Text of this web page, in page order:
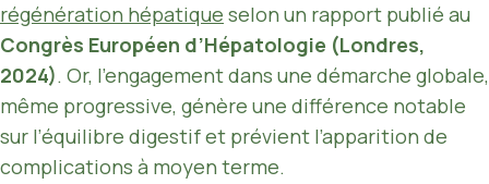
régénération hépatique selon un rapport publié au
Congrès Européen d’Hépatologie (Londres,
2024). Or, l’engagement dans une démarche globale,
même progressive, génère une différence notable
sur l’équilibre digestif et prévient l’apparition de
complications à moyen terme.